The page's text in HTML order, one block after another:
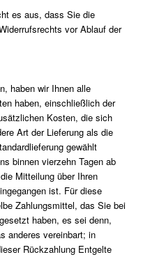
es aus, dass Sie die
vor Ablauf der
haben wir Ihnen alle
haben, einschließlich der
Kosten, die sich
Art der Lieferung als die
gewählt
binnen vierzehn Tagen ab
Mitteilung über Ihren
ist. Für diese
Zahlungsmittel, das Sie bei
haben, es sei denn,
anderes vereinbart; in
Rückzahlung Entgelte